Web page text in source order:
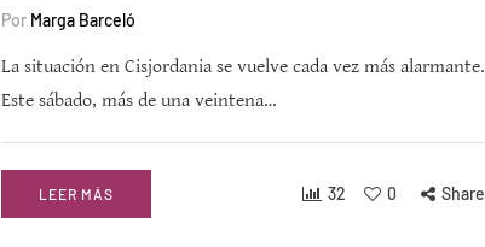
Por Marga Barceló
La situación en Cisjordania se vuelve cada vez más alarmante.
Este sábado, más de una veintena…
LEER MÁS 32 0 Share